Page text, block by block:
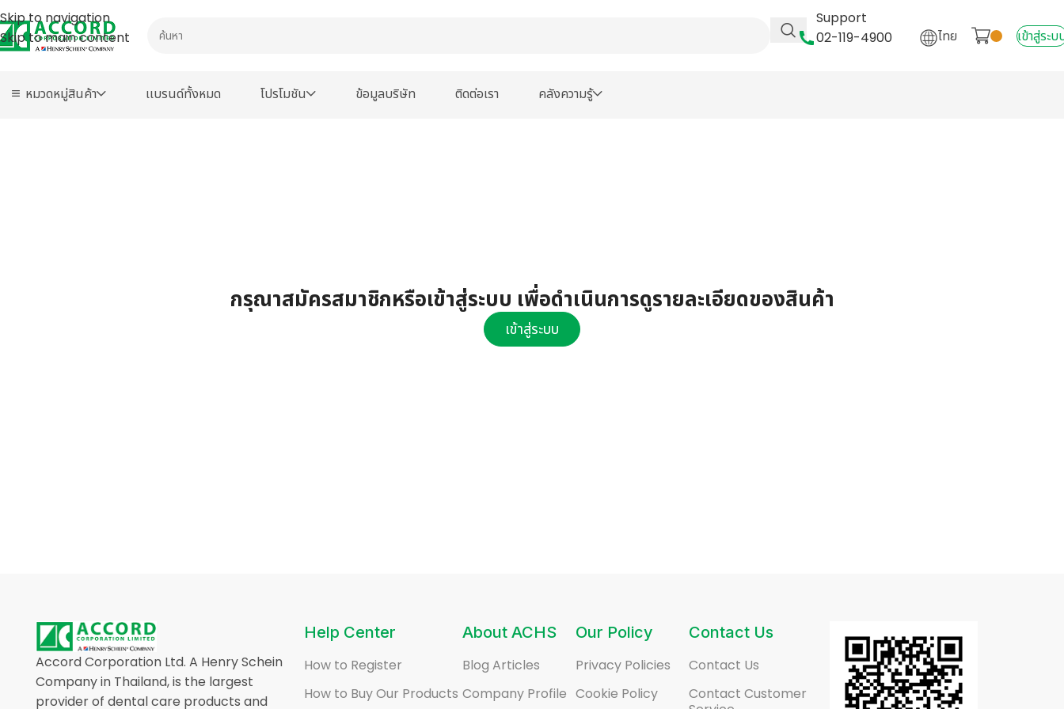
Skip to navigation
Skip to main content
Support
02-119-4900
ไทย เข้าสู่ระบ
หมวดหมู่สินค้า เเบรนด์ทั้งหมด โปรโมชัน ข้อมูลบริษัท ติดต่อเรา คลังความรู้
กรุณาสมัครสมาชิกหรือเข้าสู่ระบบ เพื่อดำเนินการดูรายละเอียดของสินค้า
เข้าสู่ระบบ
Accord Corporation Ltd. A Henry Schein
Company in Thailand, is the largest
provider of dental care products and
Help Center
How to Register
How to Buy Our Products
About ACHS
Blog Articles
Company Profile
Our Policy
Privacy Policies
Cookie Policy
Contact Us
Contact Us
Contact Customer